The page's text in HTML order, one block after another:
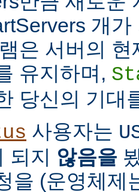
개
은 서버의
유지하며,
당신의 기대
사용자는
되지 않음을
을 (운영체제